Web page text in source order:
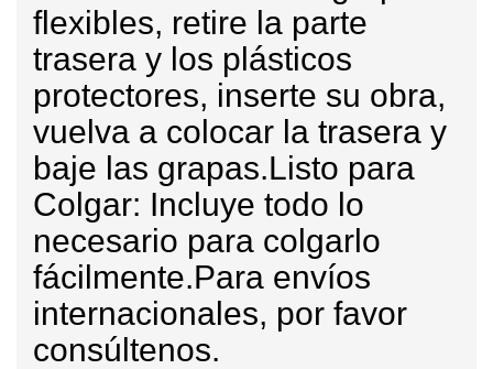
flexibles, retire la parte
trasera y los plásticos
protectores, inserte su obra,
vuelva a colocar la trasera y
baje las grapas.Listo para
Colgar: Incluye todo lo
necesario para colgarlo
fácilmente.Para envíos
internacionales, por favor
consúltenos.